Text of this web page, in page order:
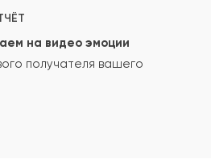
после проверки.
на видео эмоции
получателя вашего